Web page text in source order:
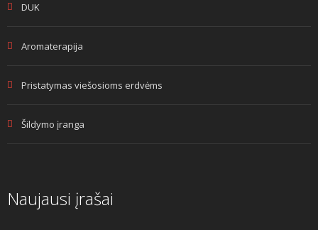
DUK
Aromaterapija
Pristatymas viešosioms erdvėms
Šildymo įranga
Naujausi įrašai